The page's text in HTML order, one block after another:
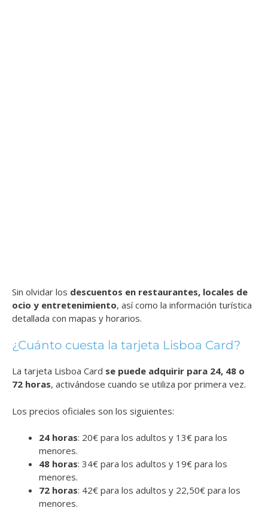
Sin olvidar los descuentos en restaurantes, locales de
ocio y entretenimiento, así como la información turística
detallada con mapas y horarios.
¿Cuánto cuesta la tarjeta Lisboa Card?
La tarjeta Lisboa Card se puede adquirir para 24, 48 o
72 horas, activándose cuando se utiliza por primera vez.
Los precios oficiales son los siguientes:
24 horas: 20€ para los adultos y 13€ para los
menores.
48 horas: 34€ para los adultos y 19€ para los
menores.
72 horas: 42€ para los adultos y 22,50€ para los
menores.